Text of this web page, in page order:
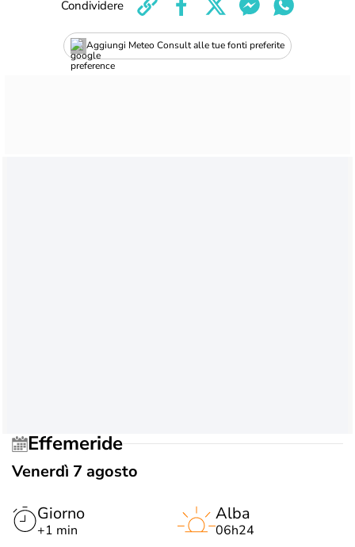
Aggiungi Meteo Consult alle tue fonti preferite
Condividere
Effemeride
Venerdì 7 agosto
Giorno
+1 min
Alba
06h24